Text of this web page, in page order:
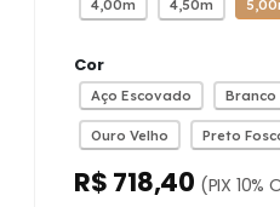
4,00m 4,50m
Cor
Aço Escovado Branco
Ouro Velho Preto
R$ 718,40 (PIX 10%